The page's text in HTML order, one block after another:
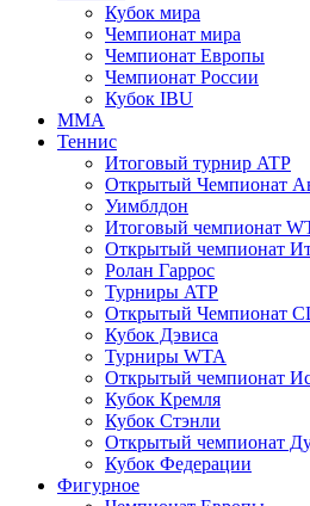
Кубок мира
Чемпионат мира
Чемпионат Европы
Чемпионат России
Кубок IBU
MMA
Теннис
Итоговый турнир ATP
Открытый Чемпионат
Уимблдон
Итоговый чемпионат
Открытый чемпионат
Ролан Гаррос
Турниры ATP
Открытый Чемпионат
Кубок Дэвиса
Турниры WTA
Открытый чемпионат
Кубок Кремля
Кубок Стэнли
Открытый чемпионат
Кубок Федерации
Фигурное